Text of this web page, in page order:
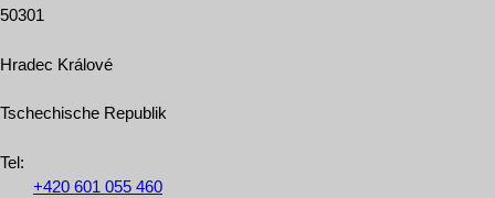
50301
Hradec Králové
Tschechische Republik
Tel:
+420 601 055 460